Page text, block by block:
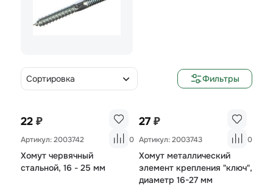
Сортировка Фильтры
22 ₽
Артикул: 2003742 0
Хомут червячный
стальной, 16 - 25 мм
27 ₽
Артикул: 2003743 0
Хомут металлический
элемент крепления "ключ",
диаметр 16-27 мм